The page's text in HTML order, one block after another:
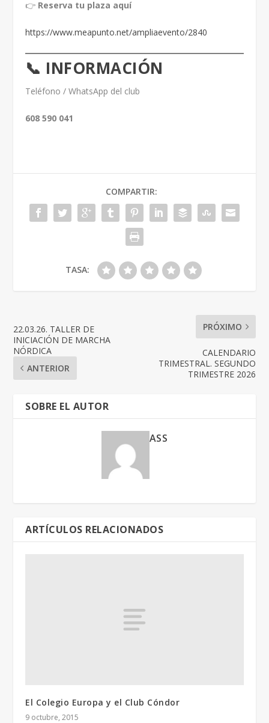
👉 Reserva tu plaza aquí
https://www.meapunto.net/ampliaevento/2840
📞 INFORMACIÓN
Teléfono / WhatsApp del club
608 590 041
COMPARTIR:
TASA:
22.03.26. TALLER DE
INICIACIÓN DE MARCHA
NÓRDICA
ANTERIOR
PRÓXIMO
CALENDARIO
TRIMESTRAL. SEGUNDO
TRIMESTRE 2026
SOBRE EL AUTOR
ASS
ARTÍCULOS RELACIONADOS
El Colegio Europa y el Club Cóndor
9 octubre, 2015